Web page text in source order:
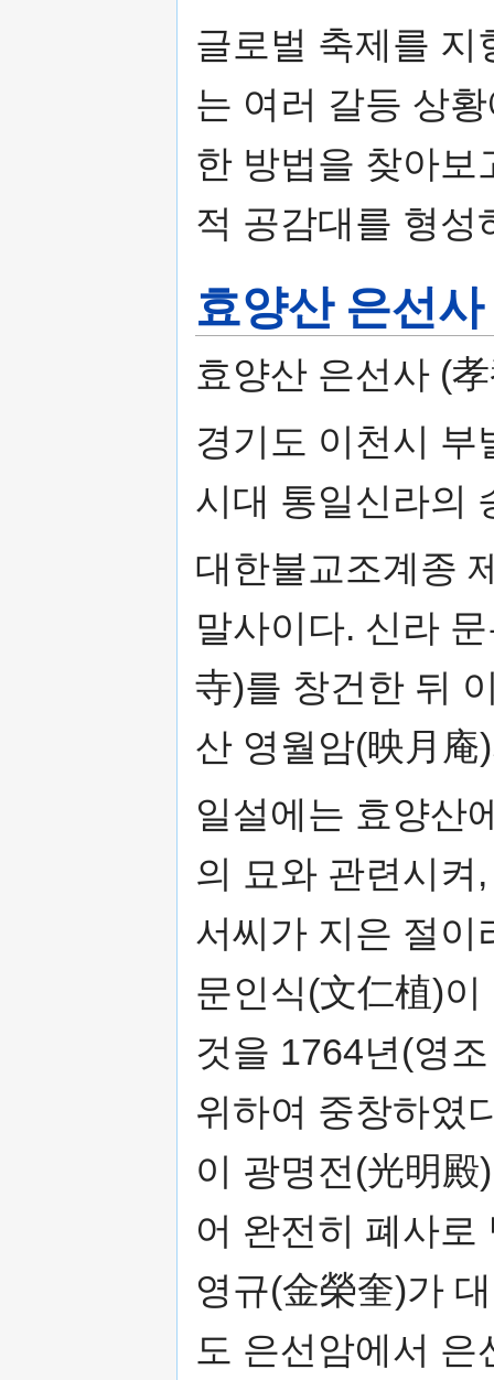
글로벌 축제를 지
는 여러 갈등 상
한 방법을 찾아보
적 공감대를 형성
효양산 은선사
효양산 은선사 (
경기도 이천시 부
시대 통일신라의
대한불교조계종
말사이다. 신라
寺)를 창건한 뒤
산 영월암(映月
일설에는 효양산
의 묘와 관련시켜
서씨가 지은 절이
문인식(文仁植)
것을 1764년(영
위하여 중창하였
이 광명전(光明殿
어 완전히 폐사로
영규(金榮奎)가
도 은선암에서